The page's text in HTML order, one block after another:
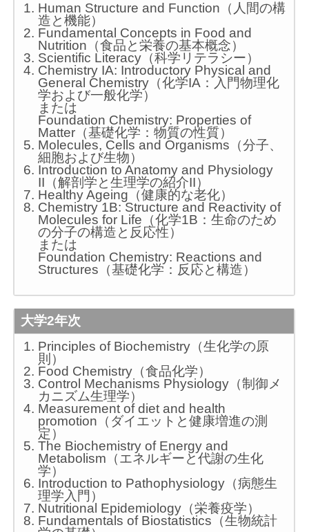
Human Structure and Function（人間の構
造と機能）
Fundamental Concepts in Food and
Nutrition（食品と栄養の基本概念）
Scientific Literacy（科学リテラシー）
Chemistry IA: Introductory Physical and
General Chemistry（化学IA：入門物理化
学および一般化学）
または
Foundation Chemistry: Properties of
Matter（基礎化学：物質の性質）
Molecules, Cells and Organisms（分子、
細胞および生物）
Introduction to Anatomy and Physiology
II（解剖学と生理学の紹介II）
Healthy Ageing（健康的な老化）
Chemistry 1B: Structure and Reactivity of
Molecules for Life（化学1B：生命のため
の分子の構造と反応性）
または
Foundation Chemistry: Reactions and
Structures（基礎化学：反応と構造）
大学2年次
Principles of Biochemistry（生化学の原
則）
Food Chemistry（食品化学）
Control Mechanisms Physiology（制御メ
カニズム生理学）
Measurement of diet and health
promotion（ダイエットと健康増進の測
定）
The Biochemistry of Energy and
Metabolism（エネルギーと代謝の生化
学）
Introduction to Pathophysiology（病態生
理学入門）
Nutritional Epidemiology（栄養疫学）
Fundamentals of Biostatistics（生物統計